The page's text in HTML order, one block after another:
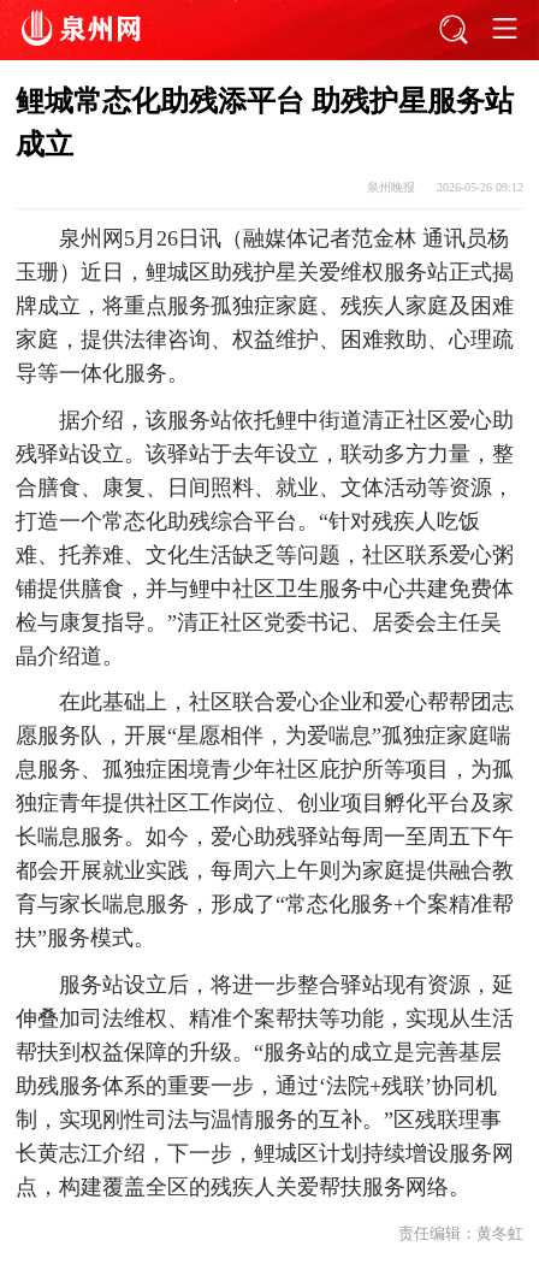
鲤城常态化助残添平台 助残护星服务站
成立
泉州晚报 2026-05-26 09:12
泉州网5月26日讯（融媒体记者范金林 通讯员杨
玉珊）近日，鲤城区助残护星关爱维权服务站正式揭
牌成立，将重点服务孤独症家庭、残疾人家庭及困难
家庭，提供法律咨询、权益维护、困难救助、心理疏
导等一体化服务。
据介绍，该服务站依托鲤中街道清正社区爱心助
残驿站设立。该驿站于去年设立，联动多方力量，整
合膳食、康复、日间照料、就业、文体活动等资源，
打造一个常态化助残综合平台。“针对残疾人吃饭
难、托养难、文化生活缺乏等问题，社区联系爱心粥
铺提供膳食，并与鲤中社区卫生服务中心共建免费体
检与康复指导。”清正社区党委书记、居委会主任吴
晶介绍道。
在此基础上，社区联合爱心企业和爱心帮帮团志
愿服务队，开展“星愿相伴，为爱喘息”孤独症家庭喘
息服务、孤独症困境青少年社区庇护所等项目，为孤
独症青年提供社区工作岗位、创业项目孵化平台及家
长喘息服务。如今，爱心助残驿站每周一至周五下午
都会开展就业实践，每周六上午则为家庭提供融合教
育与家长喘息服务，形成了“常态化服务+个案精准帮
扶”服务模式。
服务站设立后，将进一步整合驿站现有资源，延
伸叠加司法维权、精准个案帮扶等功能，实现从生活
帮扶到权益保障的升级。“服务站的成立是完善基层
助残服务体系的重要一步，通过‘法院+残联’协同机
制，实现刚性司法与温情服务的互补。”区残联理事
长黄志江介绍，下一步，鲤城区计划持续增设服务网
点，构建覆盖全区的残疾人关爱帮扶服务网络。
责任编辑： 黄冬虹